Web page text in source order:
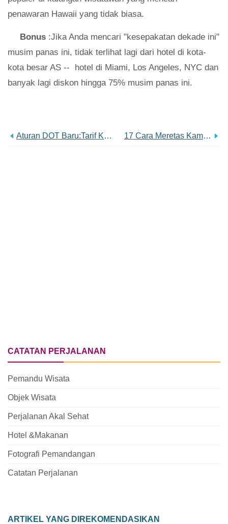
penawaran Hawaii yang tidak biasa.
Bonus :Jika Anda mencari "kesepakatan dekade ini"
musim panas ini, tidak terlihat lagi dari hotel di kota-
kota besar AS -- hotel di Miami, Los Angeles, NYC dan
banyak lagi diskon hingga 75% musim panas ini.
Aturan DOT Baru:Tarif Kesalahan Tidak Lagi Permainan Adil 17 Cara Meretas Kamar Hotel Anda
CATATAN PERJALANAN
Pemandu Wisata
Objek Wisata
Perjalanan Akal Sehat
Hotel &Makanan
Fotografi Pemandangan
Catatan Perjalanan
ARTIKEL YANG DIREKOMENDASIKAN